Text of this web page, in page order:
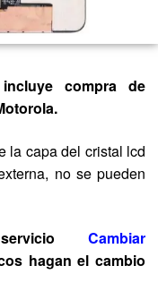
compra de
la capa del cristal lcd
no se pueden
servicio Cambiar
hagan el cambio